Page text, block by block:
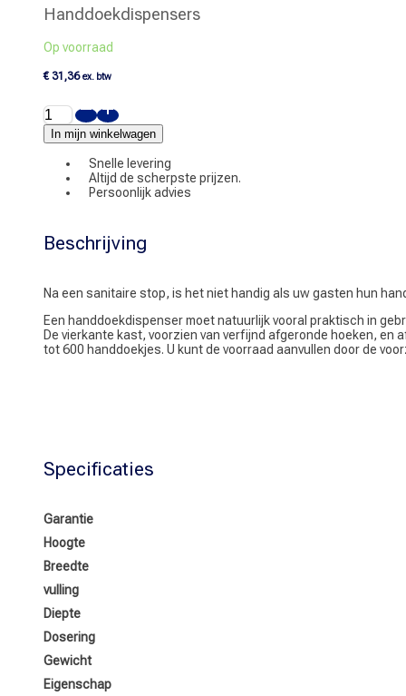
Handdoekdispensers
Op voorraad
€31,36 ex. btw
Handdoekdispenser
midi
kunststof
wit
aantal
In mijn winkelwagen
Snelle levering
Altijd de scherpste prijzen.
Persoonlijk advies
Beschrijving
Na een sanitaire stop, is het niet handig als uw gasten hun
Een handdoekdispenser moet natuurlijk vooral praktisch in
De vierkante kast, voorzien van verfijnd afgeronde hoeken, en
tot 600 handdoekjes. U kunt de voorraad aanvullen door de
Specificaties
Garantie
Hoogte
Breedte
vulling
Diepte
Dosering
Gewicht
Eigenschap